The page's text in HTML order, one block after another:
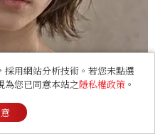
採用網站分析技術。若您未點選
為您已同意本站之隱私權政策 。